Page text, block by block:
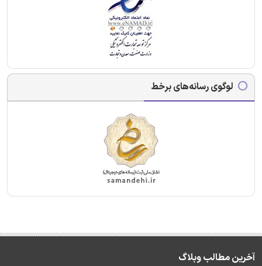
لوگوی رسانه‌های برخط
آخرین مطالب وبلاگ